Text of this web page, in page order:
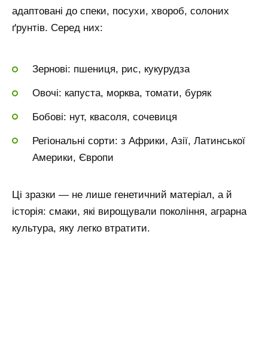
адаптовані до спеки, посухи, хвороб, солоних
ґрунтів. Серед них:
Зернові: пшениця, рис, кукурудза
Овочі: капуста, морква, томати, буряк
Бобові: нут, квасоля, сочевиця
Регіональні сорти: з Африки, Азії, Латинської
Америки, Європи
Ці зразки — не лише генетичний матеріал, а й
історія: смаки, які вирощували покоління, аграрна
культура, яку легко втратити.